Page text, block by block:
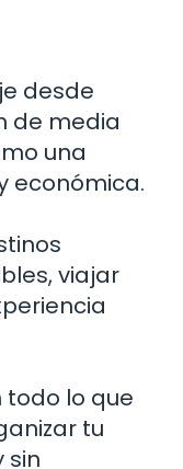
desde
de media
una
económica.
viajar
todo lo que
tu
sin